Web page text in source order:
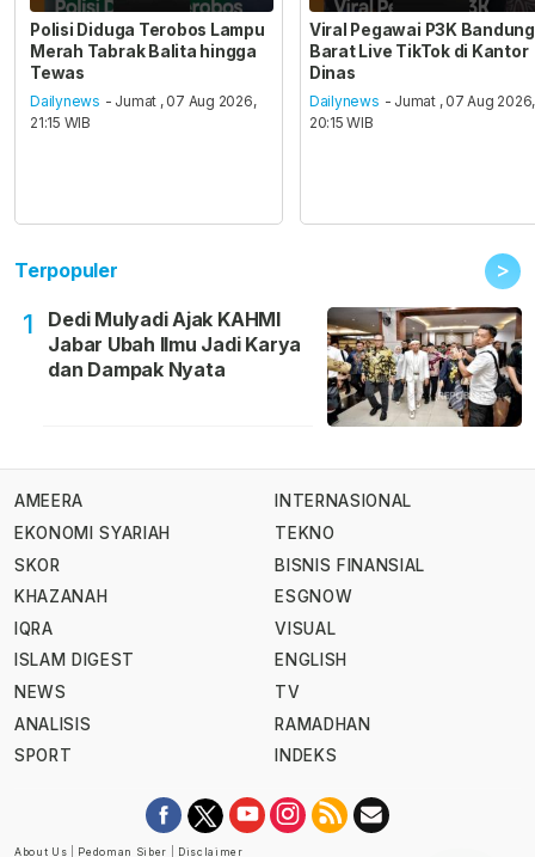
Polisi Diduga Terobos Lampu
Merah Tabrak Balita hingga
Tewas
Dailynews - Jumat , 07 Aug 2026,
21:15 WIB
Viral Pegawai P3K Bandung
Barat Live TikTok di Kantor
Dinas
Dailynews - Jumat , 07 Aug 2026,
20:15 WIB
Terpopuler >
1
Dedi Mulyadi Ajak KAHMI
Jabar Ubah Ilmu Jadi Karya
dan Dampak Nyata
AMEERA
EKONOMI SYARIAH
SKOR
KHAZANAH
IQRA
ISLAM DIGEST
NEWS
ANALISIS
SPORT
INTERNASIONAL
TEKNO
BISNIS FINANSIAL
ESGNOW
VISUAL
ENGLISH
TV
RAMADHAN
INDEKS
About Us Pedoman Siber Disclaimer